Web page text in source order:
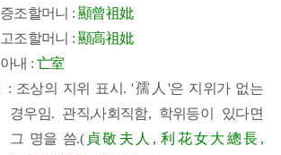
증조할머니 : 顯曾祖妣
고조할머니 : 顯高祖妣
아내 : 亡室
: 조상의 지위 표시. '孺人'은 지위가 없는
경우임. 관직,사회직함, 학위등이 있다면
그 명을 씀.(貞敬夫人, 利花女大總長,